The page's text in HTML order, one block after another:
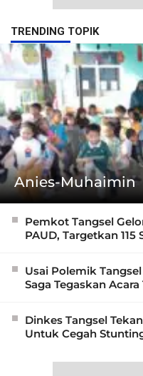
TRENDING TOPIK
Anies-Muhaimin
Pemkot Tangsel
PAUD, Targetkan 115
Usai Polemik
Saga Tegaskan
Dinkes Tangsel
Untuk Cegah